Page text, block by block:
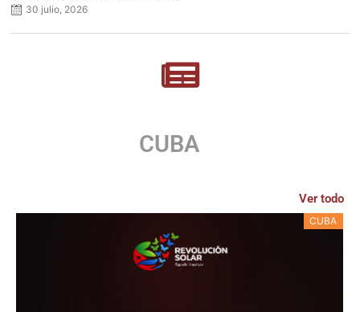
30 julio, 2026
CUBA
Ver todo
CUBA